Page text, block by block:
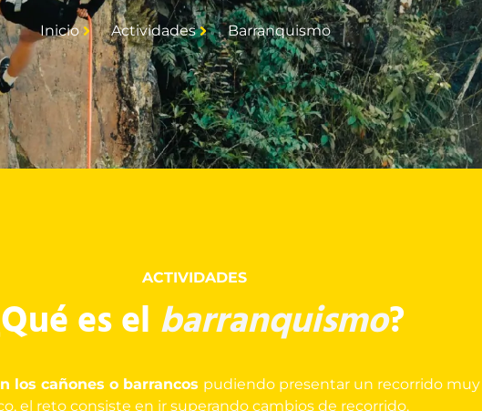
Inicio Actividades Barranquismo
ACTIVIDADES
es el barranquismo?
los cañones o barrancos pudiendo presentar un recorrido
el reto consiste en ir superando cambios de recorrido.